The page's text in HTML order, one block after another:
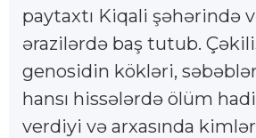
paytaxtı Kiqali şəhərində
ərazilərdə baş tutub.
genosidin kökləri,
hansı hissələrdə ölüm
verdiyi və arxasında